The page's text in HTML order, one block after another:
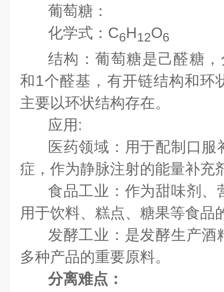
葡萄糖：
化学式：C6H12O6
结构：葡萄糖是己醛糖
和1个醛基，有开链结构和环
主要以环状结构存在。
应用:
医药领域：用于配制口服
症，作为静脉注射的能量补充
食品工业：作为甜味剂、
用于饮料、糕点、糖果等食品
发酵工业：是发酵生产酒
多种产品的重要原料。
分离难点：